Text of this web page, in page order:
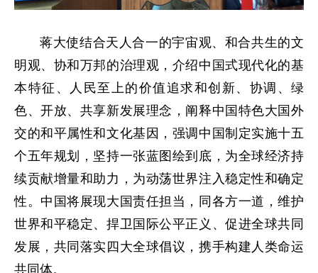
蒋大使结合天人合一的宇宙观、和合共生的文
明观、协和万邦的治理观，介绍中国式现代化的基
本特征、人民至上的价值追求和创新、协调、绿
色、开放、共享新发展理念，阐释中国特色大国外
交的和平属性和文化基因，强调中国制定实施十五
个五年规划，坚持一张蓝图绘到底，为全球经济持
续贡献增量和助力，为动荡世界注入稳定性和确定
性。中国将展现大国责任担当，同各方一道，维护
世界和平稳定、捍卫国际公平正义、促进全球共同
发展，共同落实四大全球倡议，携手构建人类命运
共同体。